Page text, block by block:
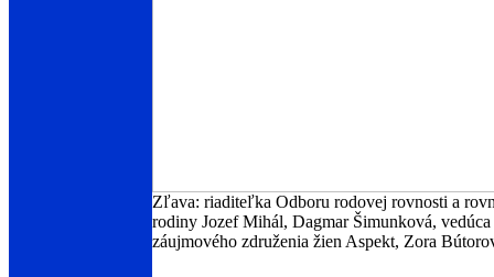
Zľava: riaditeľka Odboru rodovej rovnosti a
rodiny Jozef Mihál, Dagmar Šimunková,
záujmového združenia žien Aspekt, Zora